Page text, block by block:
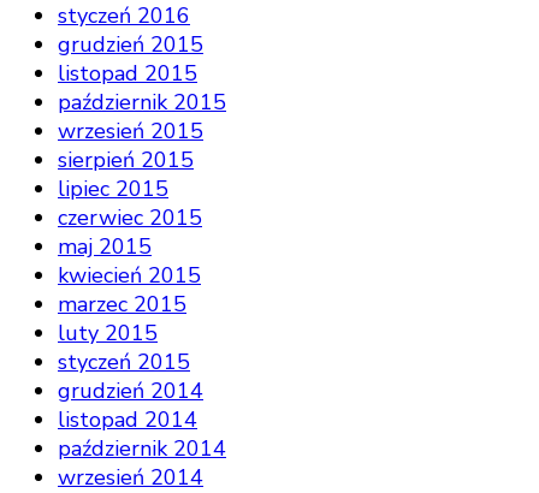
styczeń 2016
grudzień 2015
listopad 2015
październik 2015
wrzesień 2015
sierpień 2015
lipiec 2015
czerwiec 2015
maj 2015
kwiecień 2015
marzec 2015
luty 2015
styczeń 2015
grudzień 2014
listopad 2014
październik 2014
wrzesień 2014